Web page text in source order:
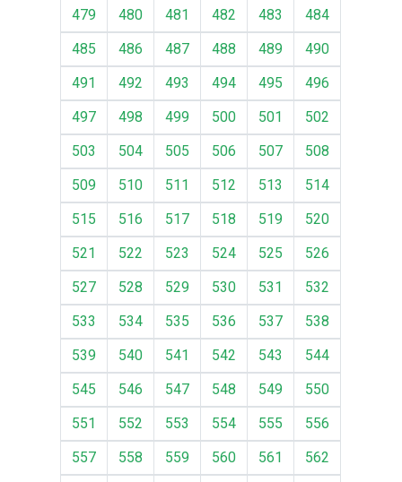
479 480 481 482 483
484
485
486 487 488 489
490
491
492 493 494 495
496
497
498 499 500 501
502
503
504 505 506 507
508
509
510 511 512 513
514
515
516 517 518 519
520
521
522 523 524 525
526
527
528 529 530 531
532
533
534 535 536 537
538
539
540 541 542 543
544
545
546 547 548 549
550
551
552 553 554 555
556
557
558 559 560 561
562